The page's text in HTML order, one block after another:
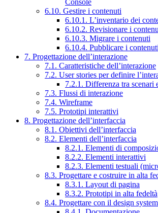
Console
6.10. Gestire i contenuti
6.10.1. L’inventario dei
6.10.2. Revisionare i
6.10.3. Migrare i contenuti
6.10.4. Pubblicare i contenuti
7. Progettazione dell’interazione
7.1. Caratteristiche dell’interazione
7.2. User stories per definire
7.2.1. Differenza tra scenari
7.3. Flussi di interazione
7.4. Wireframe
7.5. Prototipi interattivi
8. Progettazione dell’interfaccia
8.1. Obiettivi dell’interfaccia
8.2. Elementi dell’interfaccia
8.2.1. Elementi di
8.2.2. Elementi interattivi
8.2.3. Elementi testuali
8.3. Progettare e costruire in alta
8.3.1. Layout di pagina
8.3.2. Prototipi in alta fedeltà
8.4. Progettare con il design